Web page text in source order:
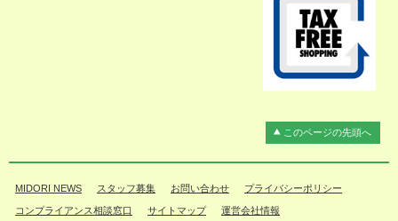
このページの先頭へ
MIDORI NEWS スタッフ募集 お問い合わせ プライバシーポリシー
コンプライアンス相談窓口 サイトマップ 運営会社情報